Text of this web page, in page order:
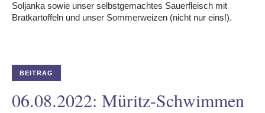
Soljanka sowie unser selbstgemachtes Sauerfleisch mit
Bratkartoffeln und unser Sommerweizen (nicht nur eins!).
BEITRAG
06.08.2022: Müritz-Schwimmen